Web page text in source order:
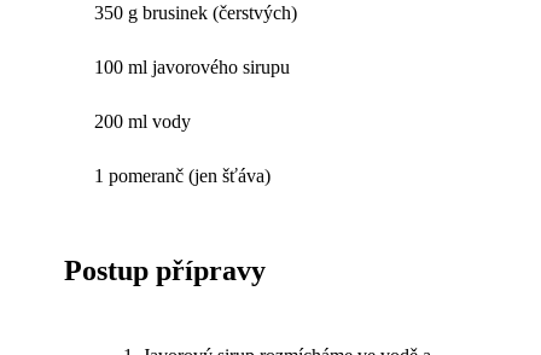
350 g brusinek (čerstvých)
100 ml javorového sirupu
200 ml vody
1 pomeranč (jen šťáva)
Postup přípravy